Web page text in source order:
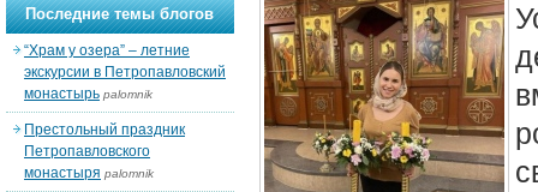
Последние темы блогов
“Храм у озера” – летние
экскурсии в Петропавловский
монастырь palomnik
Престольный праздник
Петропавловского
монастыря palomnik